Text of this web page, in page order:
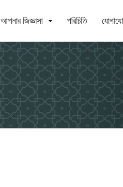
আপনার জিজ্ঞাসা পরিচিতি